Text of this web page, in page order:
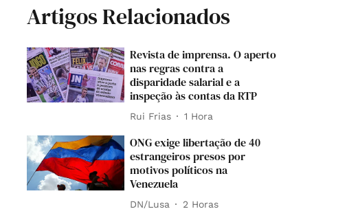
Artigos Relacionados
Revista de imprensa. O aperto
nas regras contra a
disparidade salarial e a
inspeção às contas da RTP
Rui Frias 1 Hora
ONG exige libertação de 40
estrangeiros presos por
motivos políticos na
Venezuela
DN/Lusa 2 Horas